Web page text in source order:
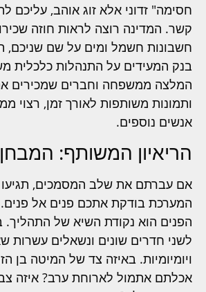
חסימה" זדוני אלא זוג אוהב, עליכם
קשר. המדינה רוצה לראות חוזה
חשבונות חשמל ומים על שם שניכם,
בנק המעידים על התנהלות כלכלית
המלצה ממשפחה וחברים שמכירים
ותמונות משותפות לאורך זמן, רצוי
אנשים נוספים.
הריאיון המשותף:
אם עברתם את שלב המסמכים,
המערכת בודקת אתכם פנים אל פנים.
הפנים הוא נקודת השיא של התהליך.
לשני חדרים שונים ונשאלים עשרות
ויומיומיות. באיזה צד של המיטה בן
אכלתם אתמול לארוחת ערב? איזה